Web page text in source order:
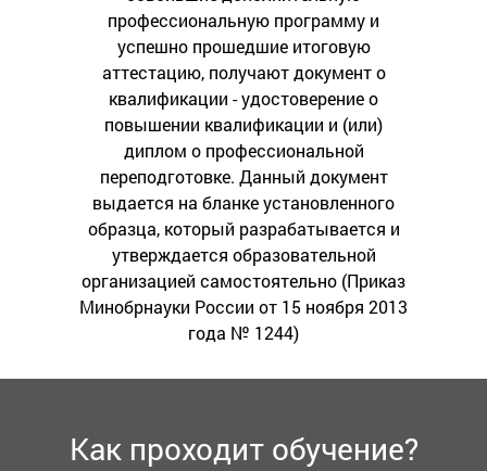
профессиональную программу и
успешно прошедшие итоговую
аттестацию, получают документ о
квалификации - удостоверение о
повышении квалификации и (или)
диплом о профессиональной
переподготовке. Данный документ
выдается на бланке установленного
образца, который разрабатывается и
утверждается образовательной
организацией самостоятельно (Приказ
Минобрнауки России от 15 ноября 2013
года № 1244)
Как проходит обучение?